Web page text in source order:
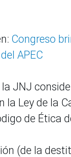
Congreso
APEC
la JNJ
la Ley de la
de Ética
(de la